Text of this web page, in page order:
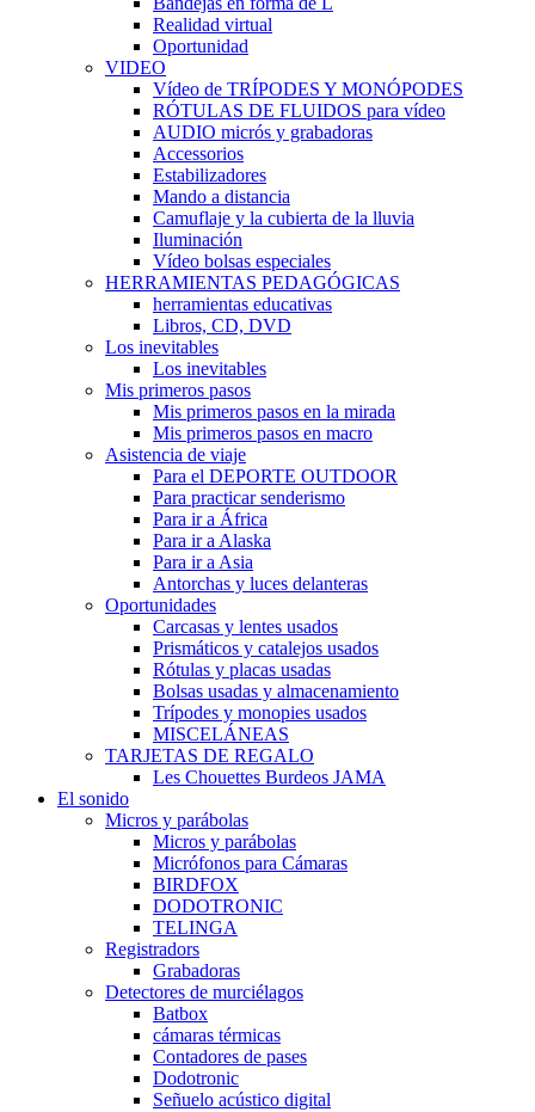
Realidad virtual
Oportunidad
VIDEO
Vídeo de TRÍPODES Y MONÓPODES
RÓTULAS DE FLUIDOS para vídeo
AUDIO micrós y grabadoras
Accessorios
Estabilizadores
Mando a distancia
Camuflaje y la cubierta de la lluvia
Iluminación
Vídeo bolsas especiales
HERRAMIENTAS PEDAGÓGICAS
herramientas educativas
Libros, CD, DVD
Los inevitables
Los inevitables
Mis primeros pasos
Mis primeros pasos en la mirada
Mis primeros pasos en macro
Asistencia de viaje
Para el DEPORTE OUTDOOR
Para practicar senderismo
Para ir a África
Para ir a Alaska
Para ir a Asia
Antorchas y luces delanteras
Oportunidades
Carcasas y lentes usados
Prismáticos y catalejos usados
Rótulas y placas usadas
Bolsas usadas y almacenamiento
Trípodes y monopies usados
MISCELÁNEAS
TARJETAS DE REGALO
Les Chouettes Burdeos JAMA
El sonido
Micros y parábolas
Micros y parábolas
Micrófonos para Cámaras
BIRDFOX
DODOTRONIC
TELINGA
Registradors
Grabadoras
Detectores de murciélagos
Batbox
cámaras térmicas
Contadores de pases
Dodotronic
Señuelo acústico digital